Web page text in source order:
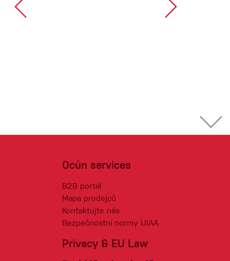
Ocún services
B2B portál
Mapa prodejců
Kontaktujte nás
Bezpečnostní normy UIAA
Privacy & EU Law